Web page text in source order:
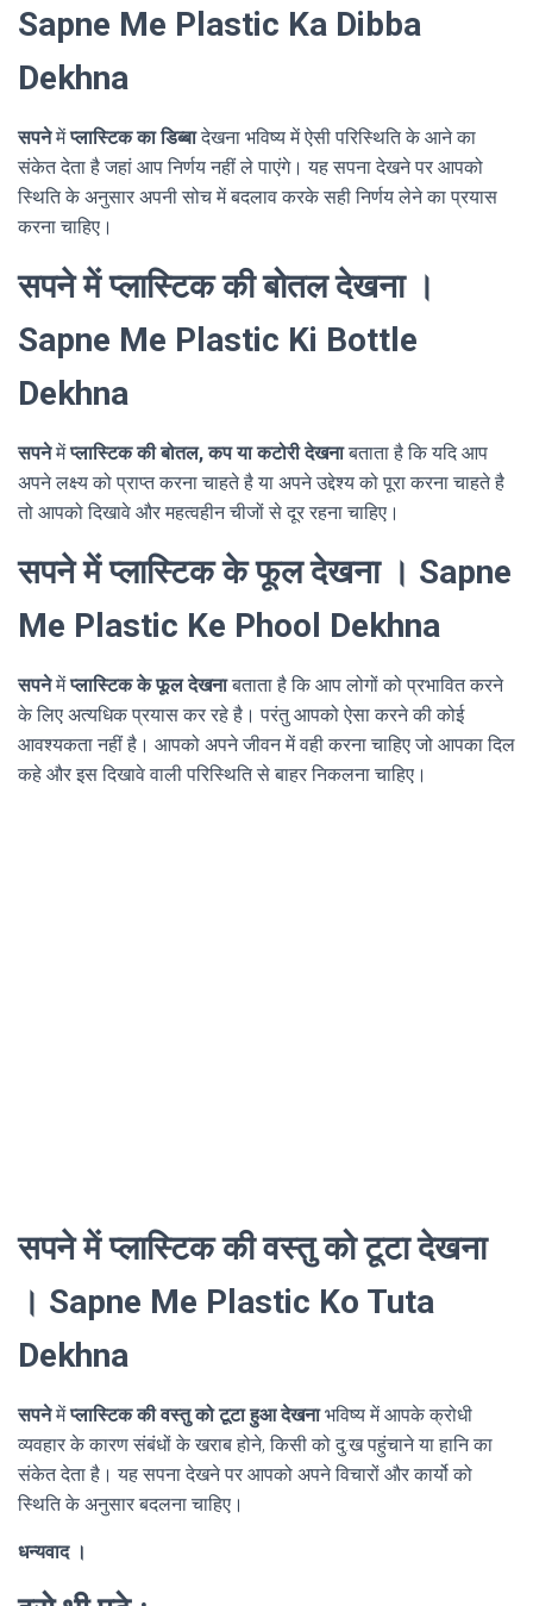
Sapne Me Plastic Ka Dibba
Dekhna
सपनेमेंप्लास्टिक का डिब्बादेखना भविष्य में ऐसी परिस्थिति के आने का
संकेत देता है जहां आप निर्णय नहीं ले पाएंगे। यह सपना देखने पर आपको
स्थिति के अनुसार अपनी सोच में बदलाव करके सही निर्णय लेने का प्रयास
करना चाहिए।
सपने में प्लास्टिक की बोतल देखना ।
Sapne Me Plastic Ki Bottle
Dekhna
सपनेमेंप्लास्टिक की बोतल, कप या कटोरी देखनाबताता है कि यदि आप
अपने लक्ष्य को प्राप्त करना चाहते है या अपने उद्देश्य को पूरा करना चाहते है
तो आपको दिखावे और महत्वहीन चीजों से दूर रहना चाहिए।
सपने में प्लास्टिक के फूल देखना । Sapne
Me Plastic Ke Phool Dekhna
सपनेमेंप्लास्टिक के फूल देखनाबताता है कि आप लोगों को प्रभावित करने
के लिए अत्यधिक प्रयास कर रहे है। परंतु आपको ऐसा करने की कोई
आवश्यकता नहीं है। आपको अपने जीवन में वही करना चाहिए जो आपका दिल
कहे और इस दिखावे वाली परिस्थिति से बाहर निकलना चाहिए।
सपने में प्लास्टिक की वस्तु को टूटा देखना
। Sapne Me Plastic Ko Tuta
Dekhna
सपनेमेंप्लास्टिक की वस्तु को टूटा हुआ देखनाभविष्य में आपके क्रोधी
व्यवहार के कारण संबंधों के खराब होने, किसी को दु:ख पहुंचाने या हानि का
संकेत देता है। यह सपना देखने पर आपको अपने विचारों और कार्यो को
स्थिति के अनुसार बदलना चाहिए।
धन्यवाद ।